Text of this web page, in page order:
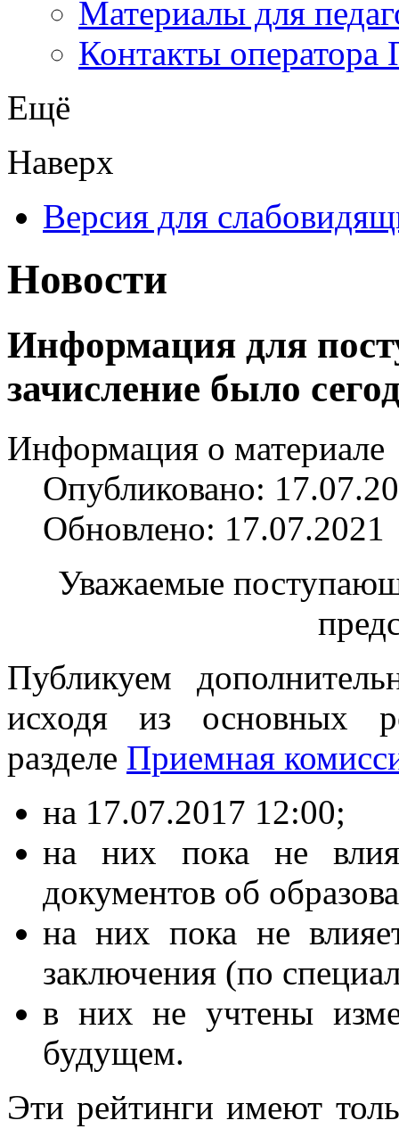
Материалы для
Контакты оператора
Ещё
Наверх
Версия для
Новости
Информация для
зачисление было
Информация о материале
Опубликовано:
Обновлено: 17.07.2021
Уважаемые
Публикуем
исходя из основных
разделе Приемная
на 17.07.2017 12:00;
на них пока не
документов об
на них пока не
заключения (по
в них не учтены
будущем.
Эти рейтинги имеют